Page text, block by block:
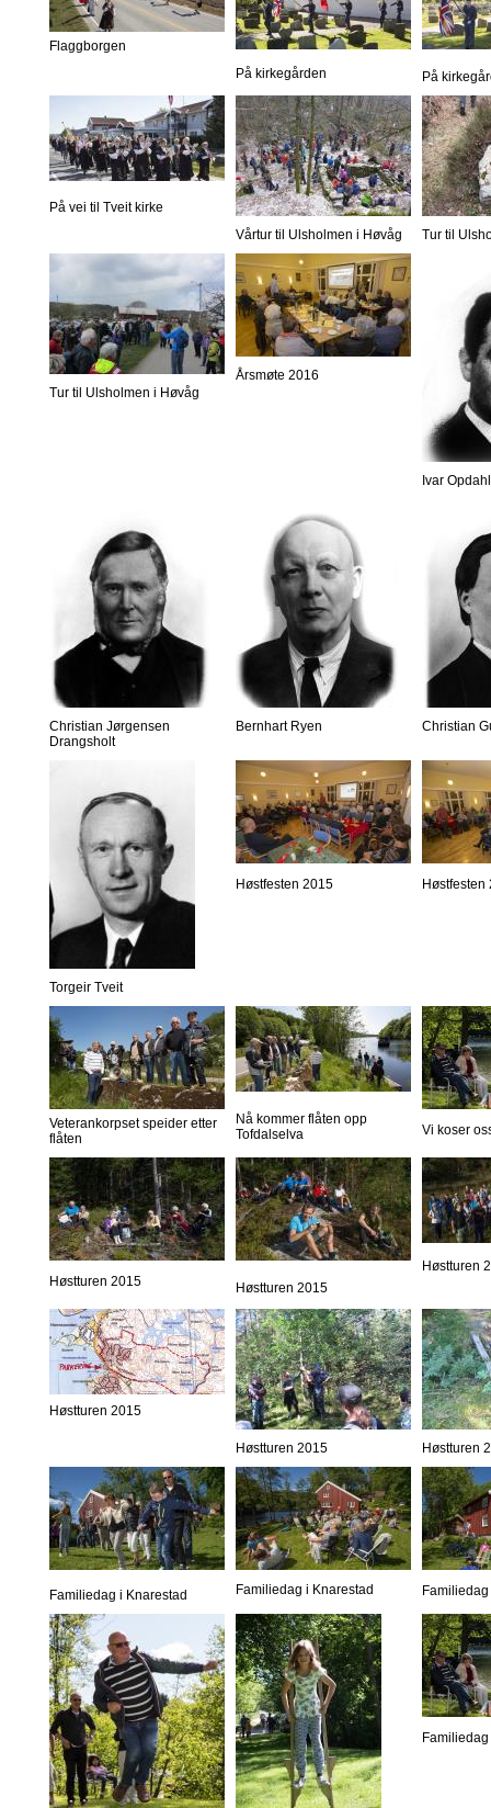
Flaggborgen
På kirkegården
På
På vei til Tveit kirke
Vårtur til Ulsholmen i Høvåg
Tur til
Tur til Ulsholmen i Høvåg
Årsmøte 2016
Ivar Opdahl
Christian Jørgensen
Drangsholt
Bernhart Ryen Christian
Torgeir Tveit
Høstfesten 2015 Høstfesten
Veterankorpset speider etter
flåten
Nå kommer flåten opp
Tofdalselva
Vi koser
Høstturen 2015 Høstturen 2015
Høstturen
Høstturen 2015
Høstturen 2015 Høstturen
Familiedag i Knarestad Familiedag i Knarestad